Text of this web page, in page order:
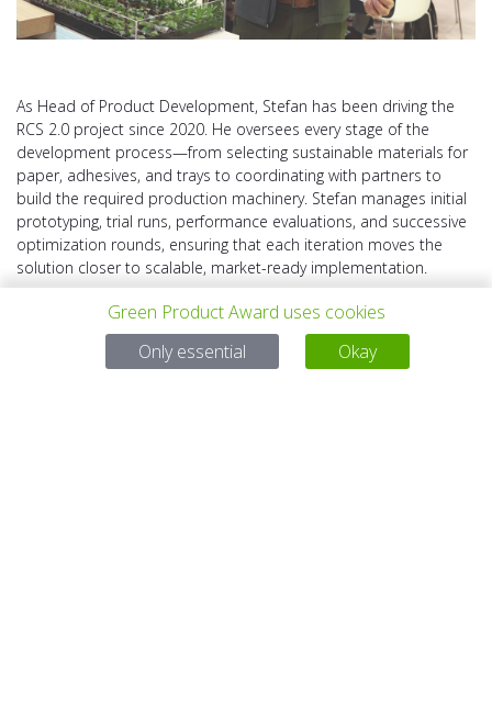
As Head of Product Development, Stefan has been driving the
RCS 2.0 project since 2020. He oversees every stage of the
development process—from selecting sustainable materials for
paper, adhesives, and trays to coordinating with partners to
build the required production machinery. Stefan manages initial
prototyping, trial runs, performance evaluations, and successive
optimization rounds, ensuring that each iteration moves the
solution closer to scalable, market-ready implementation.
Green Product Award uses cookies
Only essential
Okay